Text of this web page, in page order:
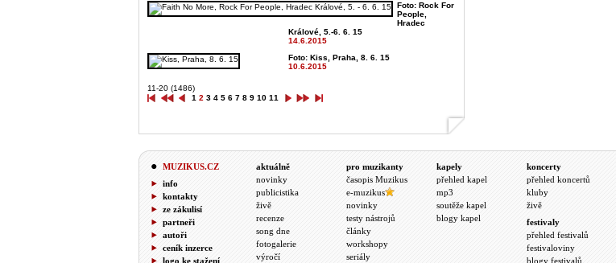
Foto: Rock For
People,
Hradec
Králové, 5.-6. 6. 15
14.6.2015
Foto: Kiss, Praha, 8. 6. 15
10.6.2015
11-20 (1486)
1 2 3 4 5 6 7 8 9 10 11
MUZIKUS.CZ
info
kontakty
ze zákulisí
partneři
autoři
ceník inzerce
logo ke stažení
aktuálně
novinky
publicistika
živě
recenze
song dne
fotogalerie
výročí
pro muzikanty
časopis Muzikus
e-muzikus
novinky
testy nástrojů
články
workshopy
seriály
kapely
přehled kapel
mp3
soutěže kapel
blogy kapel
koncerty
přehled koncertů
kluby
živě
festivaly
přehled festivalů
festivaloviny
blogy festivalů